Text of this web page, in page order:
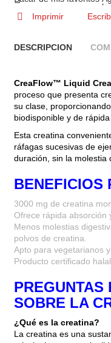
Imprimir
DESCRIPCION
CreaFlow™ Liquid
proceso que presenta
su clase,
biodisponible y de rápida
Esta creatina
ráfagas sucesivas de
duración, sin la molestia
BENEFICIOS
3000 mg de creatina
Ofrece rápida absorción
Menos molestias
polvos de creatina.
Apto para vegetarianos y
Producto certificado halal.
PREGUNTAS
SOBRE LA
¿Qué es la creatina?
La creatina es una